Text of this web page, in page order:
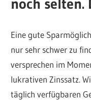
noch selten.
Eine gute
nur sehr schwer zu
versprechen im
lukrativen Zinssatz.
täglich verfügbaren